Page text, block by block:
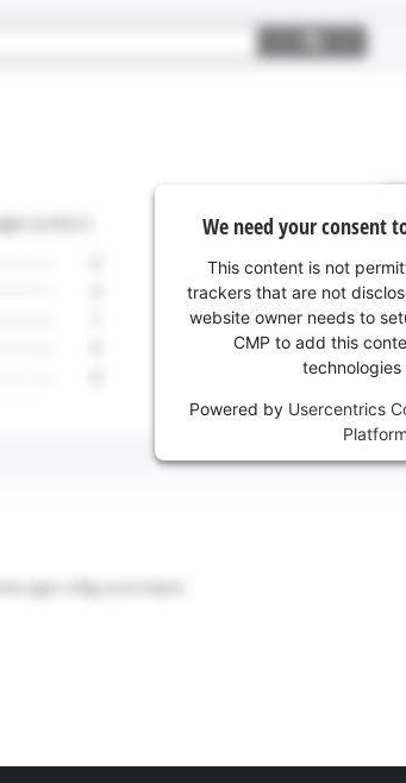
We need your consent
This content is not
trackers that are not
website owner needs to
CMP to add this
technologies
Powered by Usercentrics
Platform